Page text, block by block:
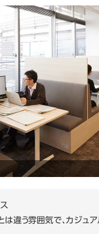
は違う雰囲気で、カジュ